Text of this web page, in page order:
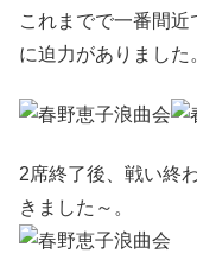
これまでで一番間
に迫力がありました
2席終了後、戦い終
きました～。